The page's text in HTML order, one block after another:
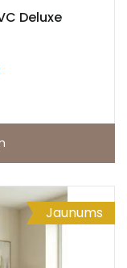
Deluxe
Jaunums